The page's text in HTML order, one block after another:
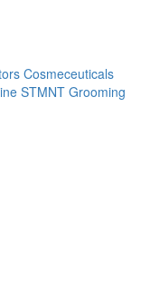
Cosmeceuticals
STMNT Grooming